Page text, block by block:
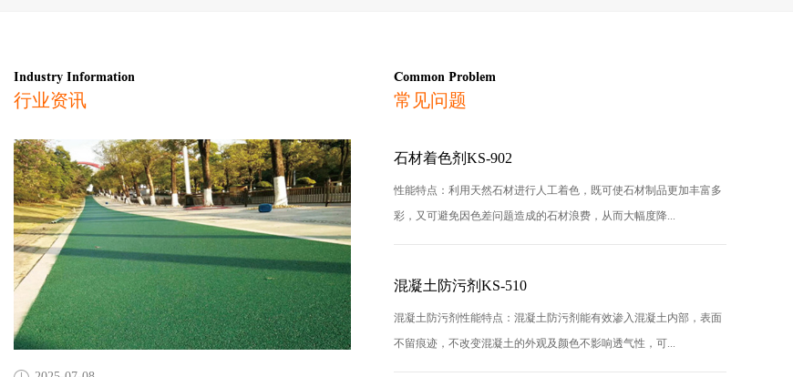
Industry Information
行业资讯
Common Problem
常见问题
石材着色剂KS-902
性能特点：利用天然石材进行人工着色，既可使石材制品更加丰富多
彩，又可避免因色差问题造成的石材浪费，从而大幅度降...
混凝土防污剂KS-510
混凝土防污剂性能特点：混凝土防污剂能有效渗入混凝土内部，表面
不留痕迹，不改变混凝土的外观及颜色不影响透气性，可...